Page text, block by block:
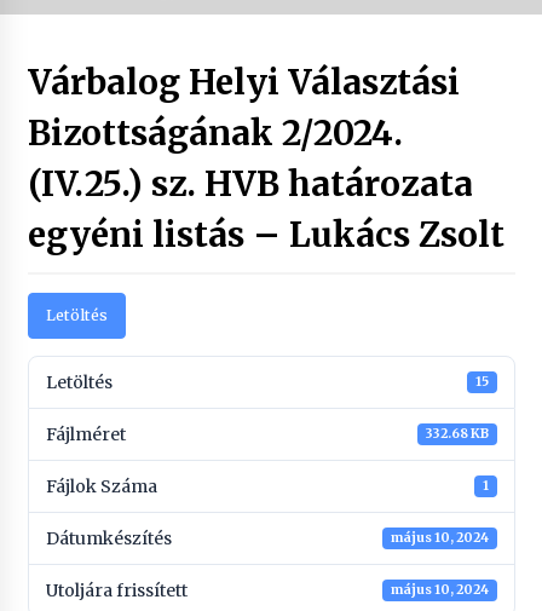
Várbalog Helyi Választási
Bizottságának 2/2024.
(IV.25.) sz. HVB határozata
egyéni listás – Lukács Zsolt
Letöltés
Letöltés 15
Fájlméret 332.68 KB
Fájlok Száma 1
Dátumkészítés május 10, 2024
Utoljára frissített május 10, 2024